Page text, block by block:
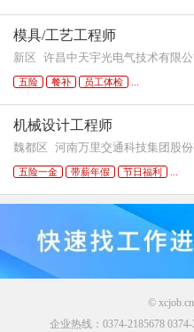
模具/工艺工程师
新区 许昌中天宇光电气技术有限公
五险 餐补 员工体检
机械设计工程师
魏都区 河南万里交通科技集团股
五险一金 带薪年假 节日福利
©
企业热线：0374-2185678